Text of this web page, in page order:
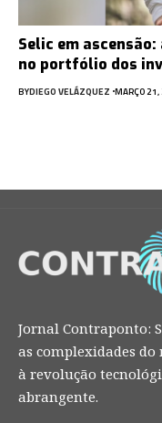
Selic em
no portfólio dos
BYDIEGO VELÁZQUEZ MARÇO
Jornal Contraponto:
as complexidades
à revolução
abrangente.